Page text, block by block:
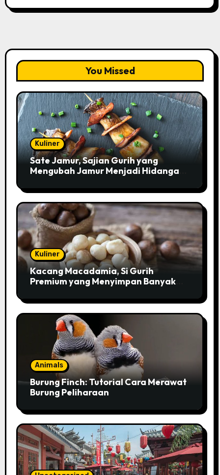
You Missed
Kuliner
Sate Jamur, Sajian Gurih yang
Mengubah Jamur Menjadi Hidangan
Kuliner
Kacang Macadamia, Si Gurih
Premium yang Menyimpan Banyak
Animals
Burung Finch: Tutorial Cara Merawat
Burung Peliharaan